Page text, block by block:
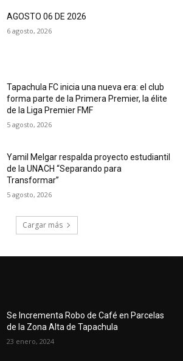
AGOSTO 06 DE 2026
6 agosto, 2026
Tapachula FC inicia una nueva era: el club
forma parte de la Primera Premier, la élite
de la Liga Premier FMF
5 agosto, 2026
Yamil Melgar respalda proyecto estudiantil
de la UNACH “Separando para
Transformar”
5 agosto, 2026
Cargar más
Se Incrementa Robo de Café en Parcelas
de la Zona Alta de Tapachula
23 enero, 2024